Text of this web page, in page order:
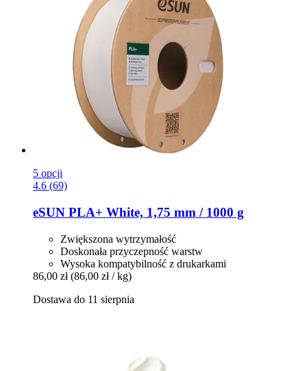
5 opcji
4.6 (69)
eSUN PLA+ White, 1,75 mm / 1000 g
Zwiększona wytrzymałość
Doskonała przyczepność warstw
Wysoka kompatybilność z drukarkami
86,00 zł (86,00 zł / kg)
Dostawa do 11 sierpnia